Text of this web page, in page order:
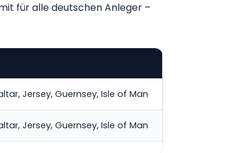
für alle deutschen Anleger –
Jersey, Guernsey, Isle of Man
Jersey, Guernsey, Isle of Man